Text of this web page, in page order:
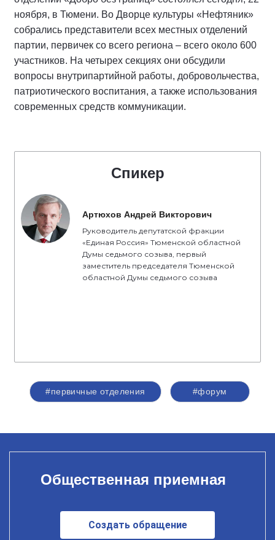
ноября, в Тюмени. Во Дворце культуры «Нефтяник»
собрались представители всех местных отделений
партии, первичек со всего региона – всего около 600
участников. На четырех секциях они обсудили
вопросы внутрипартийной работы, добровольчества,
патриотического воспитания, а также использования
современных средств коммуникации.
Спикер
Артюхов Андрей Викторович
Руководитель депутатской фракции
«Единая Россия» Тюменской областной
Думы седьмого созыва, первый
заместитель председателя Тюменской
областной Думы седьмого созыва
#первичные отделения #форум
Общественная приемная
Создать обращение